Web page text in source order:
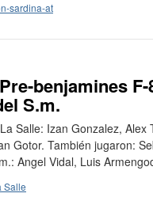
sardina-at
benjamines
S.m.
Salle: Izan Gonzalez,
Gotor. También jugaron:
Angel Vidal, Luis
Salle